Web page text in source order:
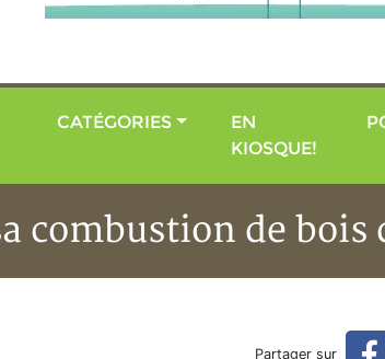
CATÉGORIES
EN
KIOSQUE!
combustion de bois
combustion de bois
Partager sur